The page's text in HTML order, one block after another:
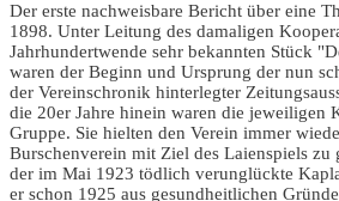
Der erste nachweisbare Bericht über eine
1898. Unter Leitung des damaligen
Jahrhundertwende sehr bekannten Stück
waren der Beginn und Ursprung der nun
der Vereinschronik hinterlegter
die 20er Jahre hinein waren die jeweiligen
Gruppe. Sie hielten den Verein immer
Burschenverein mit Ziel des Laienspiels
der im Mai 1923 tödlich verunglückte
er schon 1925 aus gesundheitlichen